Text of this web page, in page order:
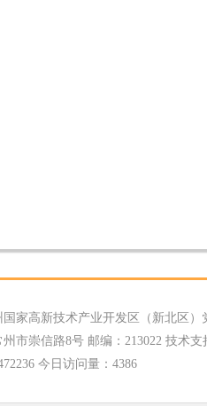
国家高新技术产业开发区（新北区）
市崇信路8号 邮编：213022 技术支
今日访问量： 4386